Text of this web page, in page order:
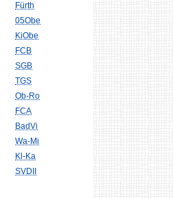
Fürth
05Obe
KiObe
FCB
SGB
TGS
Ob-Ro
FCA
BadVi
Wa-Mi
Kl-Ka
SVDII